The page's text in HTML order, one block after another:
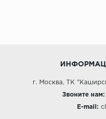
г. Москва, ТК
Звоните нам:
E-mail: